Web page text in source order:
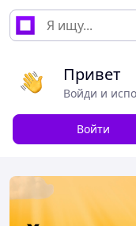
Привет
Войди и
Войти